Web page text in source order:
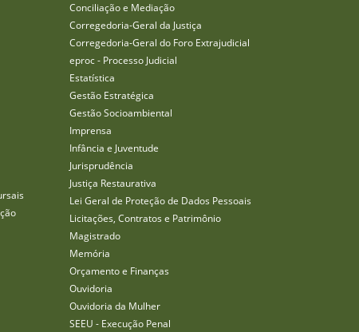
Conciliação e Mediação
Corregedoria-Geral da Justiça
Corregedoria-Geral do Foro Extrajudicial
eproc - Processo Judicial
Estatística
Gestão Estratégica
Gestão Socioambiental
Imprensa
Infância e Juventude
Jurisprudência
Justiça Restaurativa
Lei Geral de Proteção de Dados Pessoais
Licitações, Contratos e Patrimônio
Magistrado
Memória
Orçamento e Finanças
Ouvidoria
Ouvidoria da Mulher
SEEU - Execução Penal